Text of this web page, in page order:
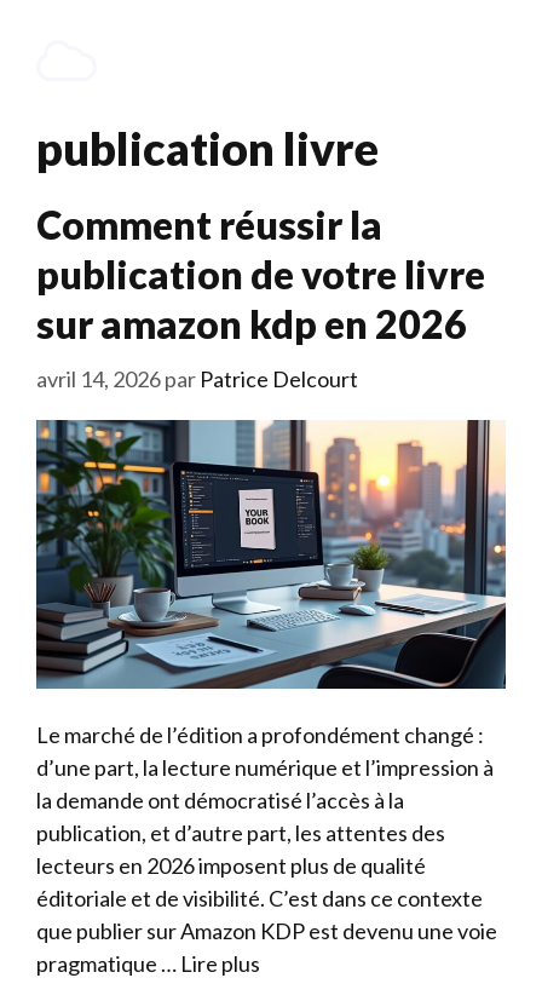
publication livre
Comment réussir la
publication de votre livre
sur amazon kdp en 2026
avril 14, 2026par Patrice Delcourt
Le marché de l’édition a profondément changé :
d’une part, la lecture numérique et l’impression à
la demande ont démocratisé l’accès à la
publication, et d’autre part, les attentes des
lecteurs en 2026 imposent plus de qualité
éditoriale et de visibilité. C’est dans ce contexte
que publier sur Amazon KDP est devenu une voie
pragmatique … Lire plus